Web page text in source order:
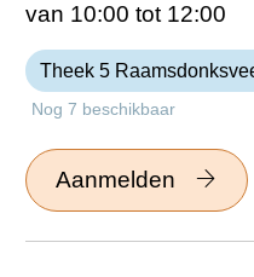
van 10:00 tot 12:00
Theek 5
Nog 7 beschikbaar
Aanmelden